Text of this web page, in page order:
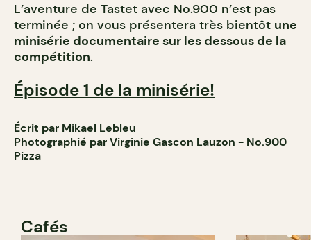
L’aventure de Tastet avec No.900 n’est pas
terminée ; on vous présentera très bientôt une
minisérie documentaire sur les dessous de la
compétition.
Épisode 1 de la minisérie!
Écrit par Mikael Lebleu
Photographié par Virginie Gascon Lauzon - No.900
Pizza
Cafés